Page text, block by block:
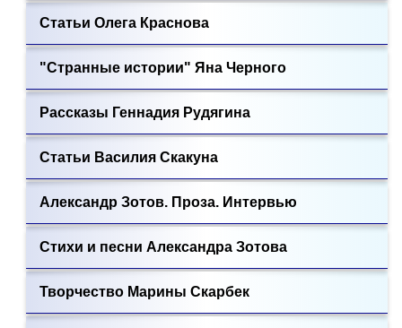
Статьи Олега Краснова
"Странные истории" Яна Черного
Рассказы Геннадия Рудягина
Статьи Василия Скакуна
Александр Зотов. Проза. Интервью
Стихи и песни Александра Зотова
Творчество Марины Скарбек